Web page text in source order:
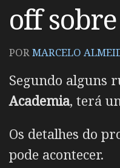
off
PORMARCELO
Segundo alguns
Academia, terá
Os detalhes do
pode acontecer.